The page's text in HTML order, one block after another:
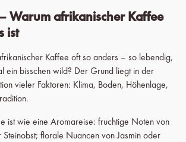
Warum afrikanischer Kaffee
ist
Kaffee oft so anders – so lebendig,
ein bisschen wild? Der Grund liegt in der
vieler Faktoren: Klima, Boden, Höhenlage,
ist wie eine Aromareise: fruchtige Noten von
Steinobst; florale Nuancen von Jasmin oder